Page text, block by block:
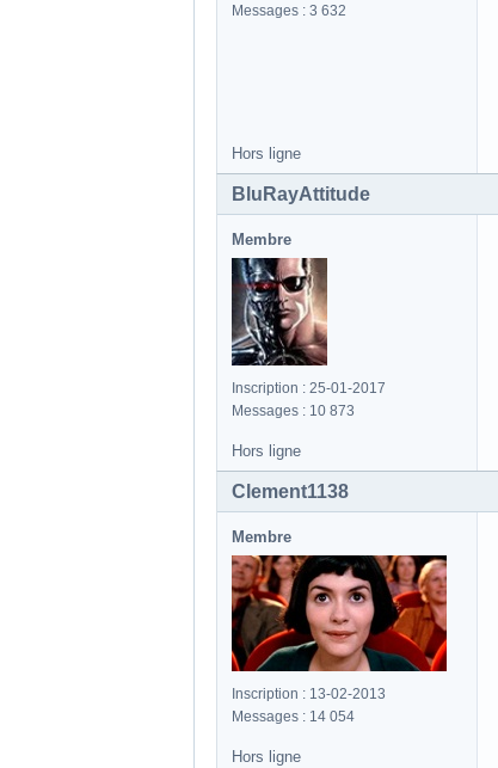
Messages : 3 632
Hors ligne
BluRayAttitude
Membre
Inscription : 25-01-2017
Messages : 10 873
Hors ligne
Clement1138
Membre
Inscription : 13-02-2013
Messages : 14 054
Hors ligne